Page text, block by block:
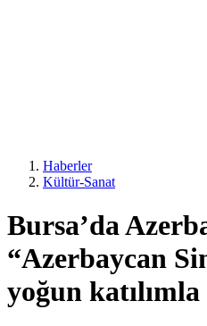
Haberler
Kültür-Sanat
Bursa’da
“Azerbaycan
yoğun katılımla